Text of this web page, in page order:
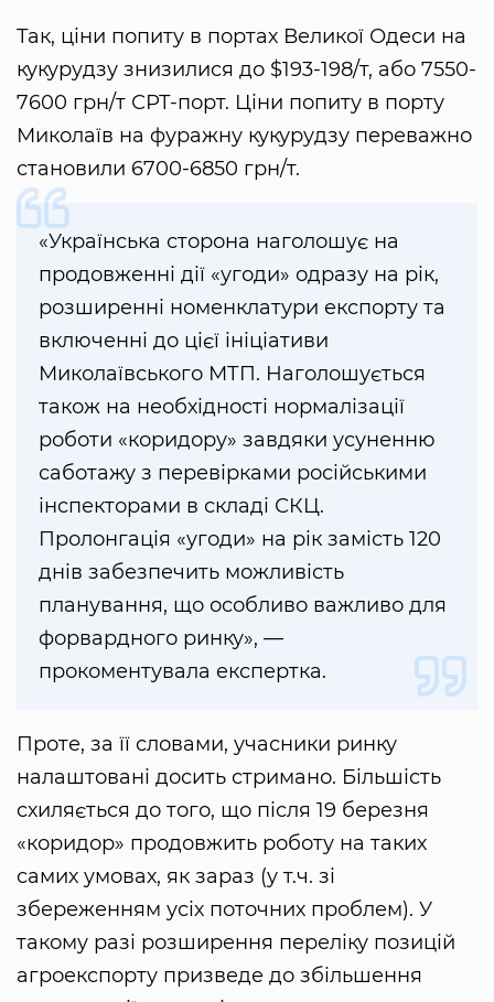
Так, ціни попиту в портах Великої Одеси на
кукурудзу знизилися до $193-198/т, або 7550-
7600 грн/т СРТ-порт. Ціни попиту в порту
Миколаїв на фуражну кукурудзу переважно
становили 6700-6850 грн/т.
«Українська сторона наголошує на
продовженні дії «угоди» одразу на рік,
розширенні номенклатури експорту та
включенні до цієї ініціативи
Миколаївського МТП. Наголошується
також на необхідності нормалізації
роботи «коридору» завдяки усуненню
саботажу з перевірками російськими
інспекторами в складі СКЦ.
Пролонгація «угоди» на рік замість 120
днів забезпечить можливість
планування, що особливо важливо для
форвардного ринку», —
прокоментувала експертка.
Проте, за її словами, учасники ринку
налаштовані досить стримано. Більшість
схиляється до того, що після 19 березня
«коридор» продовжить роботу на таких
самих умовах, як зараз (у т.ч. зі
збереженням усіх поточних проблем). У
такому разі розширення переліку позицій
агроекспорту призведе до збільшення